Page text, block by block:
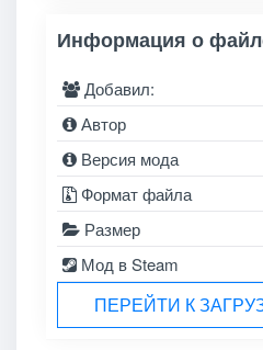
Информация о
Добавил:
Автор
Версия мода
Формат файла
Размер
Мод в Steam
ПЕРЕЙТИ К